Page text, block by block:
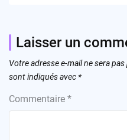
Laisser un
Votre adresse e-mail ne sera pas
sont indiqués avec *
Commentaire *